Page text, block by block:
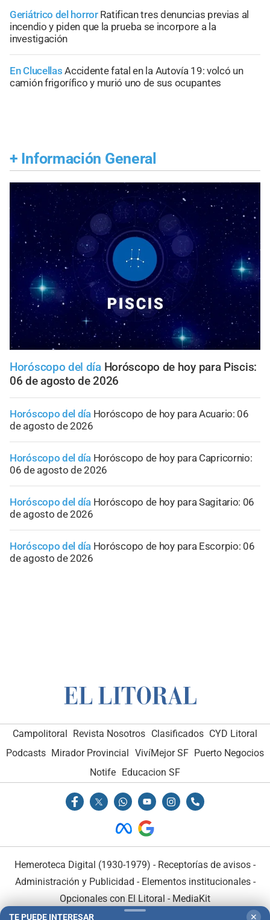
Geriátrico del horror Ratifican tres denuncias previas al
incendio y piden que la prueba se incorpore a la
investigación
En Clucellas Accidente fatal en la Autovía 19: volcó un
camión frigorífico y murió uno de sus ocupantes
+ Información General
Horóscopo del día Horóscopo de hoy para Piscis:
06 de agosto de 2026
Horóscopo del día Horóscopo de hoy para Acuario: 06
de agosto de 2026
Horóscopo del día Horóscopo de hoy para Capricornio:
06 de agosto de 2026
Horóscopo del día Horóscopo de hoy para Sagitario: 06
de agosto de 2026
Horóscopo del día Horóscopo de hoy para Escorpio: 06
de agosto de 2026
Campolitoral Revista Nosotros Clasificados CYD Litoral
Podcasts Mirador Provincial VivíMejor SF Puerto Negocios
Notife Educacion SF
Hemeroteca Digital (1930-1979) - Receptorías de avisos -
Administración y Publicidad - Elementos institucionales-
Opcionales con El Litoral - MediaKit
TE PUEDE INTERESAR ✕